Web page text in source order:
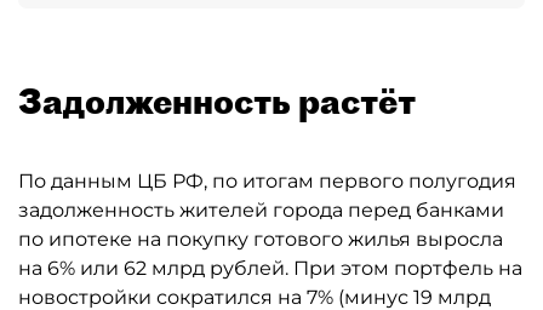
Задолженность растёт
По данным ЦБ РФ, по итогам первого полугодия
задолженность жителей города перед банками
по ипотеке на покупку готового жилья выросла
на 6% или 62 млрд рублей. При этом портфель на
новостройки сократился на 7% (минус 19 млрд